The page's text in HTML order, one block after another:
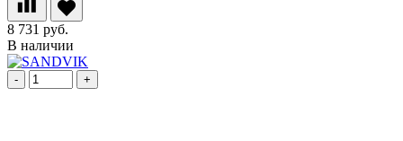
8 731 руб.
В наличии
- +